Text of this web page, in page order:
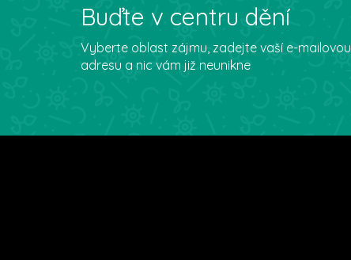
Buďte v centru dění
Vyberte oblast zájmu, zadejte vaší e-mailovou
adresu a nic vám již neunikne